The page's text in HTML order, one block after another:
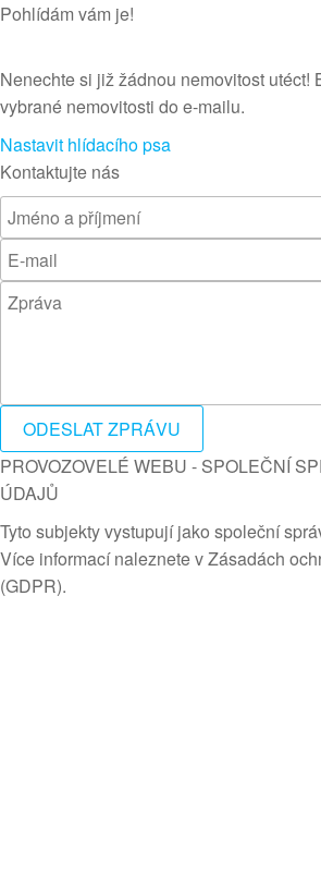
Pohlídám vám je!
Nenechte si již žádnou nemovitost utéct!
vybrané nemovitosti do e-mailu.
Nastavit hlídacího psa
Kontaktujte nás
ODESLAT ZPRÁVU
PROVOZOVELÉ WEBU - SPOLEČNÍ
ÚDAJŮ
Tyto subjekty vystupují jako společní
Více informací naleznete v Zásadách
(GDPR).